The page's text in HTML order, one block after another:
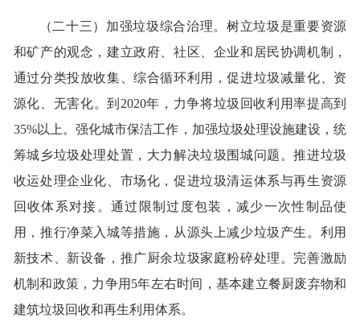
（二十三）加强垃圾综合治理。树立垃圾是重要资源
和矿产的观念，建立政府、社区、企业和居民协调机制，
通过分类投放收集、综合循环利用，促进垃圾减量化、资
源化、无害化。到2020年，力争将垃圾回收利用率提高到
35%以上。强化城市保洁工作，加强垃圾处理设施建设，统
筹城乡垃圾处理处置，大力解决垃圾围城问题。推进垃圾
收运处理企业化、市场化，促进垃圾清运体系与再生资源
回收体系对接。通过限制过度包装，减少一次性制品使
用，推行净菜入城等措施，从源头上减少垃圾产生。利用
新技术、新设备，推广厨余垃圾家庭粉碎处理。完善激励
机制和政策，力争用5年左右时间，基本建立餐厨废弃物和
建筑垃圾回收和再生利用体系。